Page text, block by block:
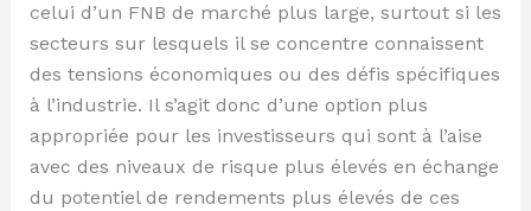
celui d’un FNB de marché plus large, surtout si les
secteurs sur lesquels il se concentre connaissent
des tensions économiques ou des défis spécifiques
à l’industrie. Il s’agit donc d’une option plus
appropriée pour les investisseurs qui sont à l’aise
avec des niveaux de risque plus élevés en échange
du potentiel de rendements plus élevés de ces